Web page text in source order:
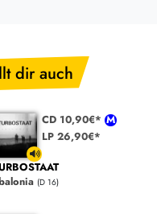
dir auch
CD 10,90€*
LP 26,90€*
(D 16)